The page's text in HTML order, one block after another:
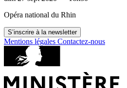
Opéra national du Rhin
S’inscrire à la newsletter
Mentions légales Contactez-nous